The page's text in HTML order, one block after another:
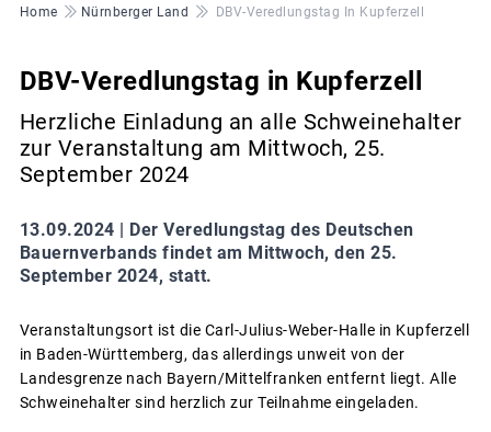
Pfadnavigation
Home Nürnberger Land DBV-Veredlungstag In Kupferzell
DBV-Veredlungstag in Kupferzell
Herzliche Einladung an alle Schweinehalter
zur Veranstaltung am Mittwoch, 25.
September 2024
13.09.2024 | Der Veredlungstag des Deutschen
Bauernverbands findet am Mittwoch, den 25.
September 2024, statt.
Veranstaltungsort ist die Carl-Julius-Weber-Halle in Kupferzell
in Baden-Württemberg, das allerdings unweit von der
Landesgrenze nach Bayern/Mittelfranken entfernt liegt. Alle
Schweinehalter sind herzlich zur Teilnahme eingeladen.